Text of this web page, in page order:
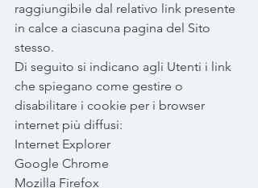
raggiungibile dal relativo link presente
in calce a ciascuna pagina del Sito
stesso.
Di seguito si indicano agli Utenti i link
che spiegano come gestire o
disabilitare i cookie per i browser
internet più diffusi:
Internet Explorer
Google Chrome
Mozilla Firefox